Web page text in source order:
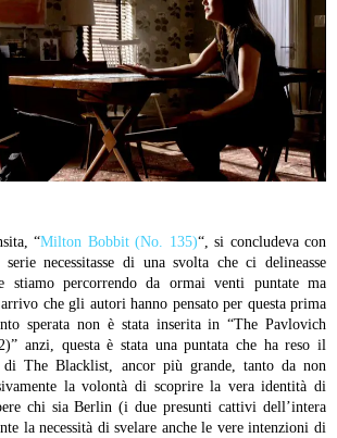
“Milton Bobbit (No. 135)“, si concludeva con
necessitasse di una svolta che ci delineasse
percorrendo da ormai venti puntate ma
che gli autori hanno pensato per questa prima
sperata non è stata inserita in “The Pavlovich
anzi, questa è stata una puntata che ha reso il
di The Blacklist, ancor più grande, tanto da non
la volontà di scoprire la vera identità di
chi sia Berlin (i due presunti cattivi dell’intera
la necessità di svelare anche le vere intenzioni di